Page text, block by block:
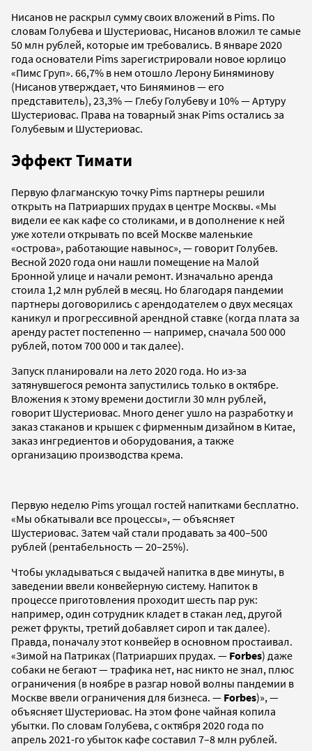
Нисанов не раскрыл сумму своих вложений в Pims. По
словам Голубева и Шустериовас, Нисанов вложил те самые
50 млн рублей, которые им требовались. В январе 2020
года основатели Pims зарегистрировали новое юрлицо
«Пимс Груп». 66,7% в нем отошло Лерону Биняминову
(Нисанов утверждает, что Биняминов — его
представитель), 23,3% — Глебу Голубеву и 10% — Артуру
Шустериовас. Права на товарный знак Pims остались за
Голубевым и Шустериовас.
Эффект Тимати
Первую флагманскую точку Pims партнеры решили
открыть на Патриарших прудах в центре Москвы. «Мы
видели ее как кафе со столиками, и в дополнение к ней
уже хотели открывать по всей Москве маленькие
«острова», работающие навынос», — говорит Голубев.
Весной 2020 года они нашли помещение на Малой
Бронной улице и начали ремонт. Изначально аренда
стоила 1,2 млн рублей в месяц. Но благодаря пандемии
партнеры договорились с арендодателем о двух месяцах
каникул и прогрессивной арендной ставке (когда плата за
аренду растет постепенно — например, сначала 500 000
рублей, потом 700 000 и так далее).
Запуск планировали на лето 2020 года. Но из-за
затянувшегося ремонта запустились только в октябре.
Вложения к этому времени достигли 30 млн рублей,
говорит Шустериовас. Много денег ушло на разработку и
заказ стаканов и крышек с фирменным дизайном в Китае,
заказ ингредиентов и оборудования, а также
организацию производства крема.
Первую неделю Pims угощал гостей напитками бесплатно.
«Мы обкатывали все процессы», — объясняет
Шустериовас. Затем чай стали продавать за 400–500
рублей (рентабельность — 20–25%).
Чтобы укладываться с выдачей напитка в две минуты, в
заведении ввели конвейерную систему. Напиток в
процессе приготовления проходит шесть пар рук:
например, один сотрудник кладет в стакан лед, другой
режет фрукты, третий добавляет сироп и так далее).
Правда, поначалу этот конвейер в основном простаивал.
«Зимой на Патриках (Патриарших прудах. — Forbes) даже
собаки не бегают — трафика нет, нас никто не знал, плюс
ограничения (в ноябре в разгар новой волны пандемии в
Москве ввели ограничения для бизнеса. — Forbes)», —
объясняет Шустериовас. На этом фоне чайная копила
убытки. По словам Голубева, с октября 2020 года по
апрель 2021-го убыток кафе составил 7–8 млн рублей.